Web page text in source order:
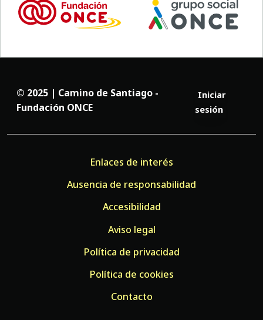
© 2025 | Camino de Santiago -
Fundación ONCE
Iniciar
sesión
Enlaces de interés
Ausencia de responsabilidad
Accesibilidad
Aviso legal
Política de privacidad
Política de cookies
Contacto